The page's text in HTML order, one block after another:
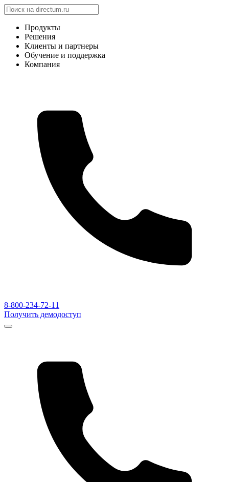
Продукты
Решения
Клиенты и партнеры
Обучение и поддержка
Компания
8-800-234-72-11
Получить демодоступ